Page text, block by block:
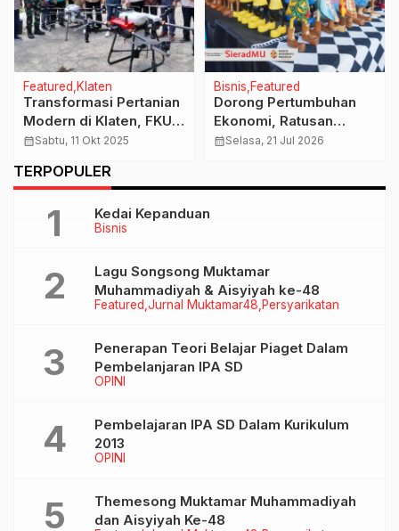
Featured Klaten
Transformasi Pertanian
Modern di Klaten, FKUB
Gandeng Mitra
Multi Fungsi
calendar_monthSabtu, 11 Okt 2025
Bisnis Featured
Dorong Pertumbuhan
Ekonomi, Ratusan
Produk Unggulan Lokal
calendar_monthSelasa, 21 Jul 2026
TERPOPULER
Bisnis
Kedai Kepanduan
Featured Jurnal Muktamar48 Persyarikatan
Lagu Songsong Muktamar
Muhammadiyah & Aisyiyah ke-48
OPINI
Penerapan Teori Belajar Piaget Dalam
Pembelanjaran IPA SD
OPINI
Pembelajaran IPA SD Dalam Kurikulum
2013
Themesong Muktamar Muhammadiyah
dan Aisyiyah Ke-48